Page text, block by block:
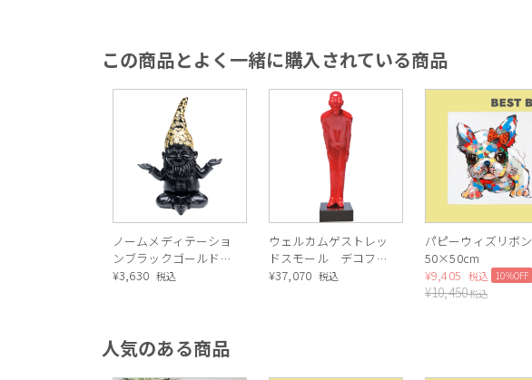
この商品とよく一緒に購入されている商品
ノームメディテーショ
ンブラックゴールド
デコフィギア
¥3,630 税込
ウェルカムゲストレッ
ドスモール デコフィ
ギア
¥37,070 税込
パピーウィズリボン
50×50cm
¥9,405 税込 10%OFF
¥10,450税込
人気のある商品